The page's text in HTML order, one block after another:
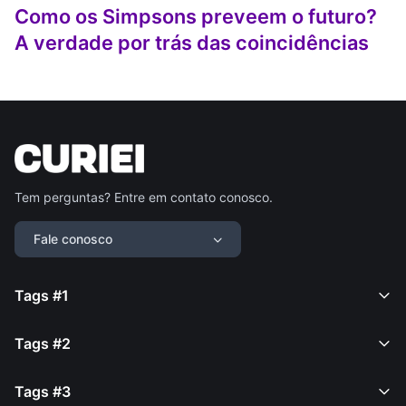
Como os Simpsons preveem o futuro?
A verdade por trás das coincidências
Tem perguntas? Entre em contato conosco.
Fale conosco
Tags #1
Tags #2
Tags #3